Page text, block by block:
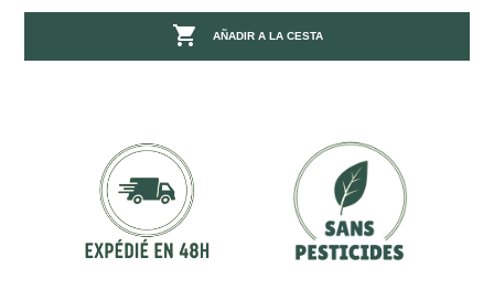
 AÑADIR A LA CESTA